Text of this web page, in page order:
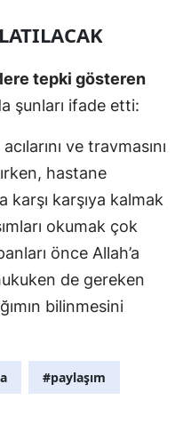
Sivas
Trabzon
Tunceli
Şanlıurfa
Yozgat
tepki gösteren
şunları ifade etti:
ve travmasını
hastane
karşı karşıya kalmak
okumak çok
önce Allah’a
de gereken
bilinmesini
#paylaşım